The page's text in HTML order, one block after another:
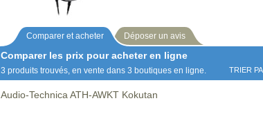
Comparer et acheter Déposer un avis
Comparer les prix pour acheter en ligne
3 produits trouvés, en vente dans 3 boutiques en ligne. TRIER
Audio-Technica ATH-AWKT Kokutan